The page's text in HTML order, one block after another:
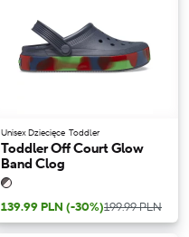
Unisex Dziecięce Toddler
Toddler Off Court Glow
Band Clog
139.99 PLN (-30%)199.99 PLN